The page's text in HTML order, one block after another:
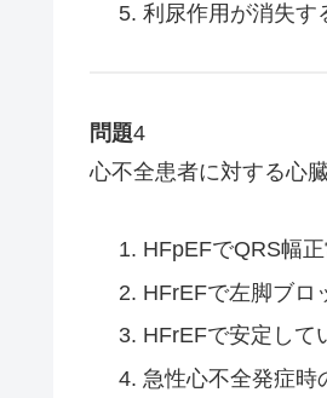
利尿作用が消失す
問題4
心不全患者に対する心
HFpEFでQRS幅正
HFrEFで左脚ブロ
HFrEFで安定して
急性心不全発症時